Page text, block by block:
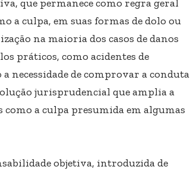
que permanece como regra geral
a culpa, em suas formas de dolo ou
na maioria dos casos de danos
práticos, como acidentes de
necessidade de comprovar a conduta
jurisprudencial que amplia a
a culpa presumida em algumas
objetiva, introduzida de